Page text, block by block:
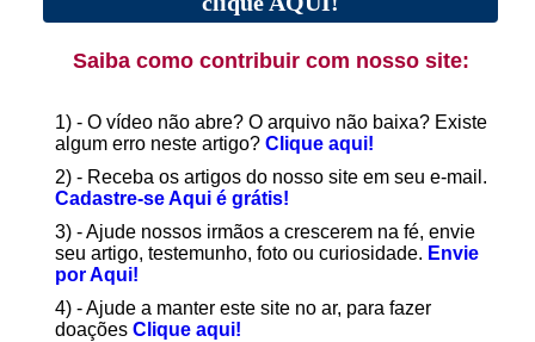
Saiba como contribuir com nosso site:
1) - O vídeo não abre? O arquivo não baixa? Existe
algum erro neste artigo? Clique aqui!
2) - Receba os artigos do nosso site em seu e-mail.
Cadastre-se Aqui é grátis!
3) - Ajude nossos irmãos a crescerem na fé, envie
seu artigo, testemunho, foto ou curiosidade. Envie
por Aqui!
4) - Ajude a manter este site no ar, para fazer
doações Clique aqui!